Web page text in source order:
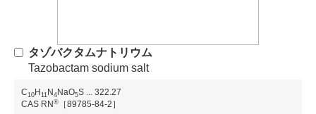
タゾバクタムナトリウム
Tazobactam sodium salt
C 1 0 H 1 1 N 4 NaO5S ... 322.27
CAS RN ® ［89785-84-2］